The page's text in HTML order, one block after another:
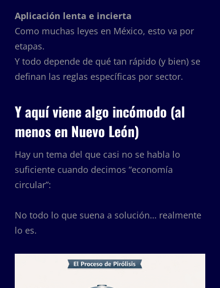
Aplicación lenta e incierta
Como muchas leyes en México, esto va por
etapas.
Y todo depende de qué tan rápido (y bien) se
definan las reglas específicas por sector.
Y aquí viene algo incómodo (al
menos en Nuevo León)
Hay un tema del que casi no se habla lo
suficiente cuando decimos “economía
circular”:
No todo lo que suena a solución… realmente
lo es.